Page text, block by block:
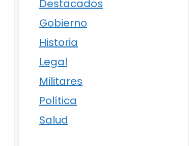
Destacados
Gobierno
Historia
Legal
Militares
Política
Salud